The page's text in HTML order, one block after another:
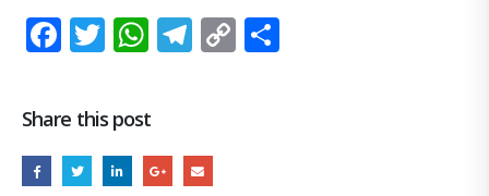
Facebook
Twitter
WhatsApp
Telegram
Copy
Share this post